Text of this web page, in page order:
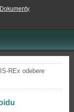
Dokumenty
REx odebere